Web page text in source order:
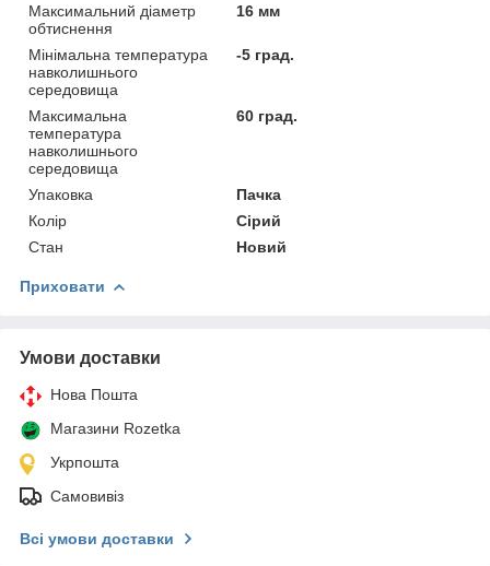
Максимальний діаметр
обтиснення
16 мм
Мінімальна температура
навколишнього
середовища
-5 град.
Максимальна
температура
навколишнього
середовища
60 град.
Упаковка
Пачка
Колір
Сірий
Стан
Новий
Приховати
Умови доставки
Нова Пошта
Магазини Rozetka
Укрпошта
Самовивіз
Всі умови доставки